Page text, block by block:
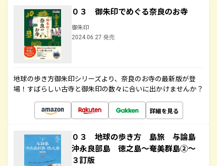
０３ 御朱印でめぐる奈良のお寺
御朱印
2024.06.27 発売
地球の歩き方御朱印シリーズより、奈良のお寺の最新版が登
場！すばらしい古寺と御朱印の数々に合いに出かけませんか？
詳細を見る
０３ 地球の歩き方 島旅 与論島
沖永良部島 徳之島～奄美群島②～
３訂版